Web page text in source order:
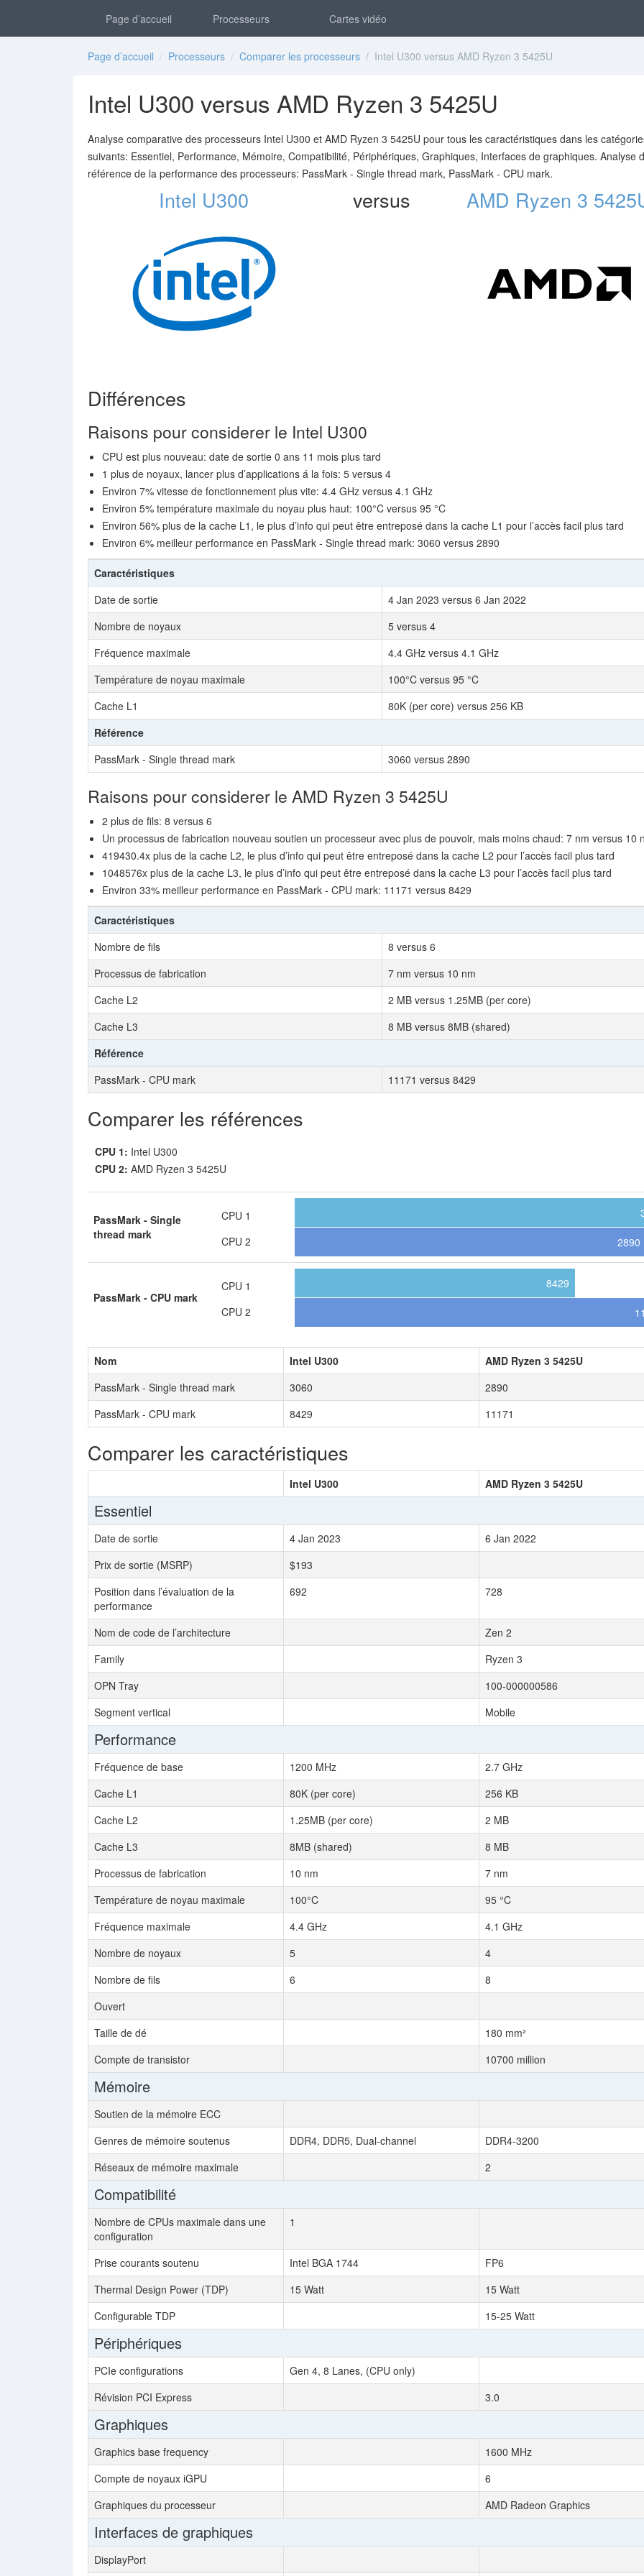
Page d’accueil Processeurs Cartes vidéo
Page d’accueil / Processeurs / Comparer les processeurs / Intel U300 versus AMD Ryzen 3 5425U
Intel U300 versus AMD Ryzen 3 5425U
Analyse comparative des processeurs Intel U300 et AMD Ryzen 3 5425U pour tous les caractéristiques dans les
suivants: Essentiel, Performance, Mémoire, Compatibilité, Périphériques, Graphiques, Interfaces de graphiques. Analyse
référence de la performance des processeurs: PassMark - Single thread mark, PassMark - CPU mark.
Intel U300 versus AMD Ryzen 3
Différences
Raisons pour considerer le Intel U300
CPU est plus nouveau: date de sortie 0 ans 11 mois plus tard
1 plus de noyaux, lancer plus d’applications á la fois: 5 versus 4
Environ 7% vitesse de fonctionnement plus vite: 4.4 GHz versus 4.1 GHz
Environ 5% température maximale du noyau plus haut: 100°C versus 95 °C
Environ 56% plus de la cache L1, le plus d’info qui peut être entreposé dans la cache L1 pour l’accès facil plus tard
Environ 6% meilleur performance en PassMark - Single thread mark: 3060 versus 2890
Caractéristiques
Date de sortie
4 Jan 2023 versus 6 Jan 2022
Nombre de noyaux
5 versus 4
Fréquence maximale
4.4 GHz versus 4.1 GHz
Température de noyau maximale
100°C versus 95 °C
Cache L1
80K (per core) versus 256 KB
Référence
PassMark - Single thread mark
3060 versus 2890
Raisons pour considerer le AMD Ryzen 3 5425U
2 plus de fils: 8 versus 6
Un processus de fabrication nouveau soutien un processeur avec plus de pouvoir, mais moins chaud: 7 nm versus 10
419430.4x plus de la cache L2, le plus d’info qui peut être entreposé dans la cache L2 pour l’accès facil plus tard
1048576x plus de la cache L3, le plus d’info qui peut être entreposé dans la cache L3 pour l’accès facil plus tard
Environ 33% meilleur performance en PassMark - CPU mark: 11171 versus 8429
Caractéristiques
Nombre de fils
8 versus 6
Processus de fabrication
7 nm versus 10 nm
Cache L2
2 MB versus 1.25MB (per core)
Cache L3
8 MB versus 8MB (shared)
Référence
PassMark - CPU mark
11171 versus 8429
Comparer les références
CPU 1: Intel U300
CPU 2: AMD Ryzen 3 5425U
PassMark - Single
thread mark
CPU 1
CPU 2
2890
PassMark - CPU mark
CPU 1
CPU 2
8429
Nom Intel U300
AMD Ryzen 3 5425U
PassMark - Single thread mark
3060
2890
PassMark - CPU mark
8429 11171
Comparer les caractéristiques
Intel U300 AMD Ryzen 3 5425U
Essentiel
Date de sortie 4 Jan 2023
6 Jan 2022
Prix de sortie (MSRP)
$193
Position dans l’évaluation de la
performance
692 728
Nom de code de l’architecture
Zen 2
Family
Ryzen 3
OPN Tray
100-000000586
Segment vertical
Mobile
Performance
Fréquence de base 1200 MHz
2.7 GHz
Cache L1
80K (per core)
256 KB
Cache L2
1.25MB (per core)
2 MB
Cache L3
8MB (shared)
8 MB
Processus de fabrication
10 nm
7 nm
Température de noyau maximale
100°C
95 °C
Fréquence maximale
4.4 GHz
4.1 GHz
Nombre de noyaux
5
4
Nombre de fils
6
8
Ouvert
Taille de dé
180 mm²
Compte de transistor
10700 million
Mémoire
Soutien de la mémoire ECC
Genres de mémoire soutenus
DDR4, DDR5, Dual-channel
DDR4-3200
Réseaux de mémoire maximale
2
Compatibilité
Nombre de CPUs maximale dans une
configuration
1
Prise courants soutenu Intel BGA 1744
FP6
Thermal Design Power (TDP)
15 Watt
15 Watt
Configurable TDP
15-25 Watt
Périphériques
PCIe configurations
Gen 4, 8 Lanes, (CPU only)
Révision PCI Express
3.0
Graphiques
Graphics base frequency
1600 MHz
Compte de noyaux iGPU
6
Graphiques du processeur
AMD Radeon Graphics
Interfaces de graphiques
DisplayPort